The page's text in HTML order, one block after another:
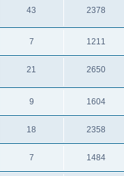
43 2378
7 1211
21 2650
9 1604
18 2358
7 1484